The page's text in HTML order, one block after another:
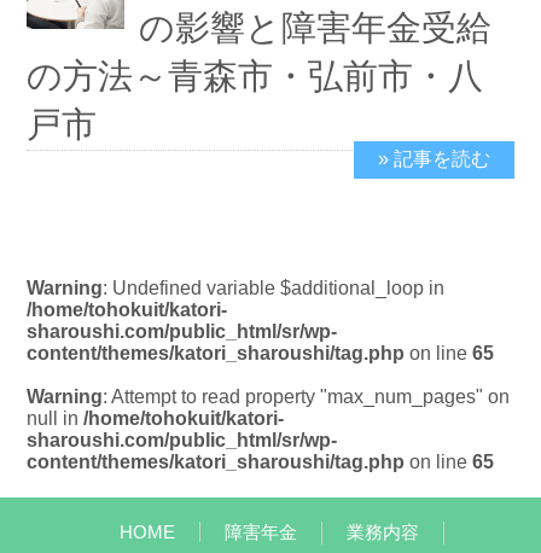
の影響と障害年金受給
の方法～青森市・弘前市・八
戸市
2025/6/6
» 記事を読む
Warning: Undefined variable $additional_loop in
/home/tohokuit/katori-
sharoushi.com/public_html/sr/wp-
content/themes/katori_sharoushi/tag.php on line65
Warning: Attempt to read property "max_num_pages" on
null in/home/tohokuit/katori-
sharoushi.com/public_html/sr/wp-
content/themes/katori_sharoushi/tag.php on line65
HOME 障害年金 業務内容